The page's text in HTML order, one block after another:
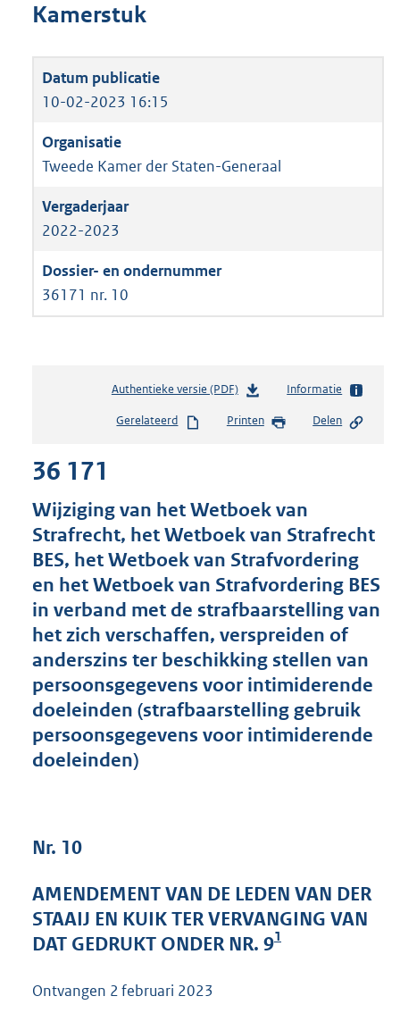
Kamerstuk
10-02-2023 16:15
Tweede Kamer der Staten-Generaal
2022-2023
36171 nr. 10
Authentieke versie (PDF)b
s
s
g
r
o
t
t
e
:
4
0
b
Informatie
Gerelateerd Printen Delen
36 171
Wijziging van het Wetboek van
Strafrecht, het Wetboek van Strafrecht
BES, het Wetboek van Strafvordering
en het Wetboek van Strafvordering BES
in verband met de strafbaarstelling van
het zich verschaffen, verspreiden of
anderszins ter beschikking stellen van
persoonsgegevens voor intimiderende
doeleinden (strafbaarstelling gebruik
persoonsgegevens voor intimiderende
doeleinden)
Nr. 10
AMENDEMENT VAN DE LEDEN VAN DER
STAAIJ EN KUIK TER VERVANGING VAN
DAT GEDRUKT ONDER NR. 91
Ontvangen 2 februari 2023